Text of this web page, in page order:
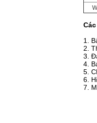
1.
2.
3.
4.
5.
6.
7.